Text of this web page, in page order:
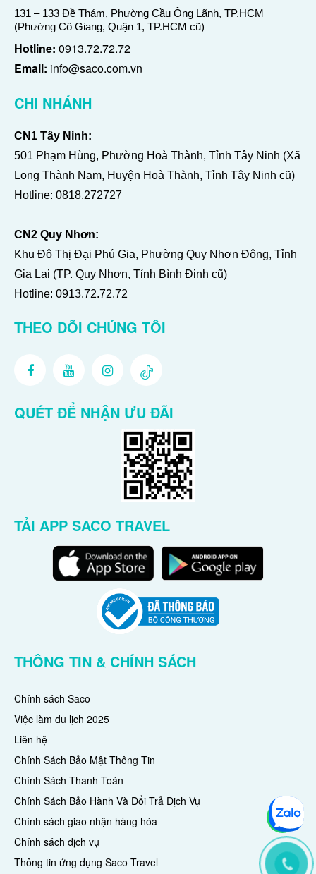
131 – 133 Đề Thám, Phường Cầu Ông Lãnh, TP.HCM
(Phường Cô Giang, Quận 1, TP.HCM cũ)
Hotline: 0913.72.72.72
Email: info@saco.com.vn
CHI NHÁNH
CN1 Tây Ninh:
501 Phạm Hùng, Phường Hoà Thành, Tỉnh Tây Ninh (Xã
Long Thành Nam, Huyện Hoà Thành, Tỉnh Tây Ninh cũ)
Hotline: 0818.272727
CN2 Quy Nhơn:
Khu Đô Thị Đại Phú Gia, Phường Quy Nhơn Đông, Tỉnh
Gia Lai (TP. Quy Nhơn, Tỉnh Bình Định cũ)
Hotline: 0913.72.72.72
THEO DÕI CHÚNG TÔI
QUÉT ĐỂ NHẬN ƯU ĐÃI
TẢI APP SACO TRAVEL
THÔNG TIN & CHÍNH SÁCH
Chính sách Saco
Việc làm du lịch 2025
Liên hệ
Chính Sách Bảo Mật Thông Tin
Chính Sách Thanh Toán
Chính Sách Bảo Hành Và Đổi Trả Dịch Vụ
Chính sách giao nhận hàng hóa
Chính sách dịch vụ
Thông tin ứng dụng Saco Travel